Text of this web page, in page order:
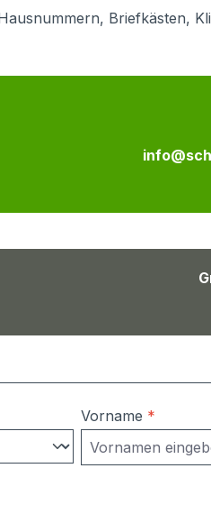
Briefkästen,
Vorname *